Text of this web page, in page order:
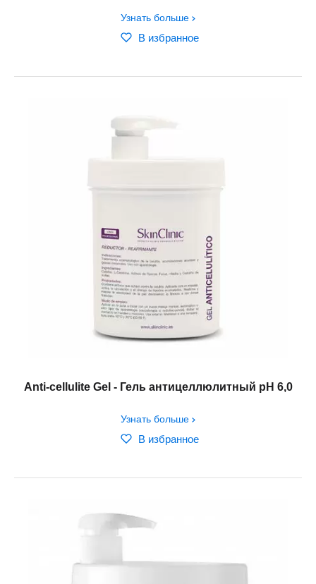
Узнать больше
В избранное
Аnti-cellulite Gel - Гель антицеллюлитный pH 6,0
Узнать больше
В избранное